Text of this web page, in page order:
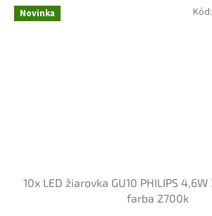
Novinka
10x LED žiarovka GU10 PHILIPS
farba 2700k
Kód: